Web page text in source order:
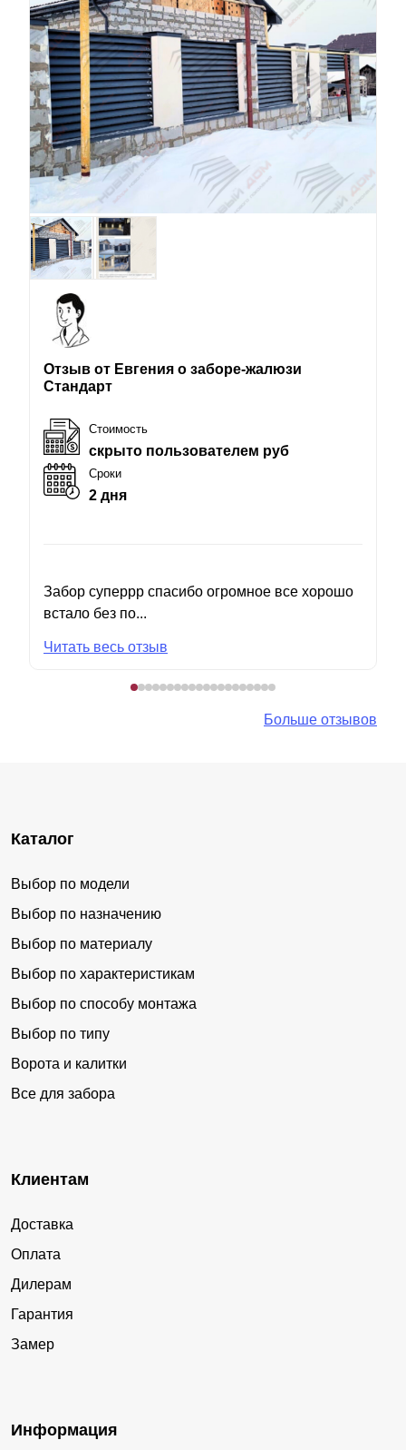
Отзыв от Евгения о заборе-жалюзи
Стандарт
Стоимость
скрыто пользователем руб
Сроки
2 дня
Забор суперрр спасибо огромное все хорошо
встало без по...
Читать весь отзыв
Больше отзывов
Каталог
Выбор по модели
Выбор по назначению
Выбор по материалу
Выбор по характеристикам
Выбор по способу монтажа
Выбор по типу
Ворота и калитки
Все для забора
Клиентам
Доставка
Оплата
Дилерам
Гарантия
Замер
Информация